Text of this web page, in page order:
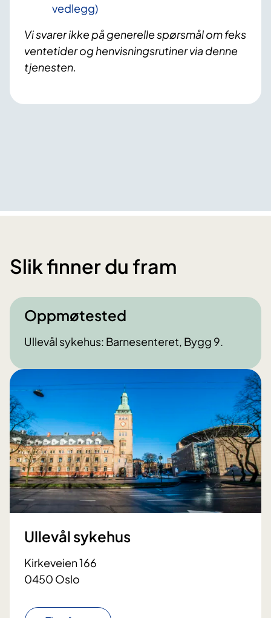
vedlegg)
Vi svarer ikke på generelle spørsmål om feks
ventetider og henvisningsrutiner via denne
tjenesten.
Slik finner du fram
Oppmøtested
Ullevål sykehus: Barnesenteret, Bygg 9.
Ullevål sykehus
Kirkeveien 166
0450 Oslo